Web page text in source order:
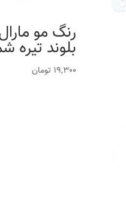
رنگ مو
بلوند تیره
19,300 تومان